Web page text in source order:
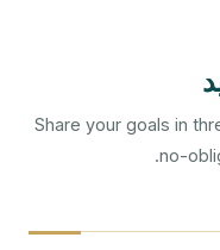
Share your goals in
no-